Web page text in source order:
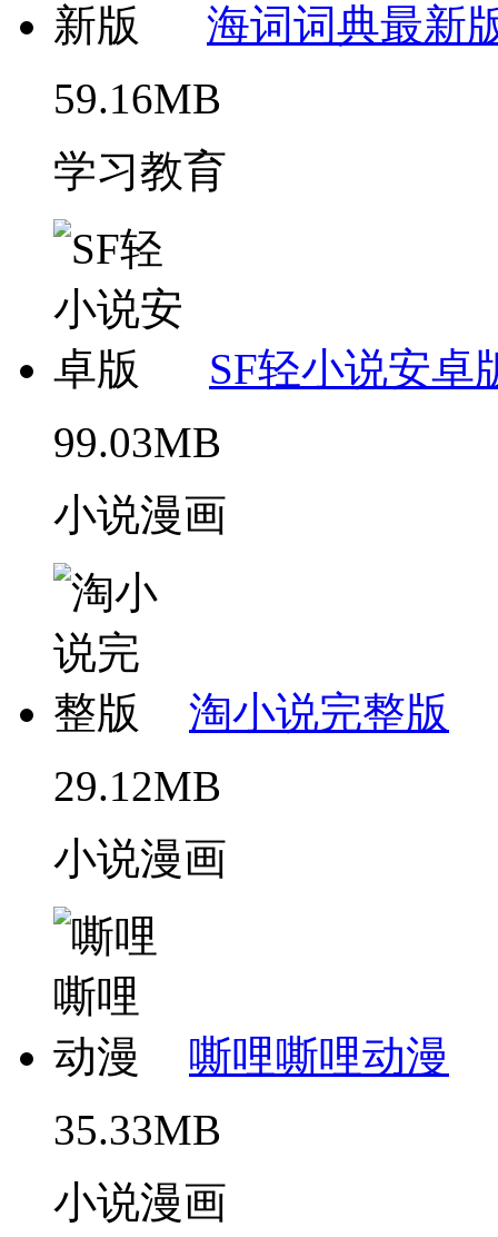
海词词典最新
59.16MB
学习教育
SF轻小说安卓
99.03MB
小说漫画
淘小说完整版
29.12MB
小说漫画
嘶哩嘶哩动漫
35.33MB
小说漫画